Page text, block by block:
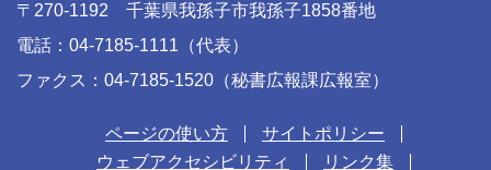
〒270-1192 千葉県我孫子市我孫子1858番地
電話：04-7185-1111（代表）
ファクス：04-7185-1520（秘書広報課広報室）
ページの使い方
サイトポリシー
ウェブアクセシビリティ
リンク集